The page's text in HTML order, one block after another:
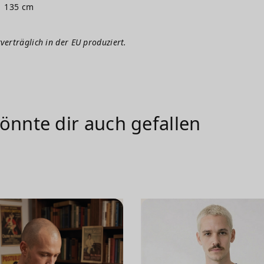
135 cm
in der EU produziert.
dir auch gefallen